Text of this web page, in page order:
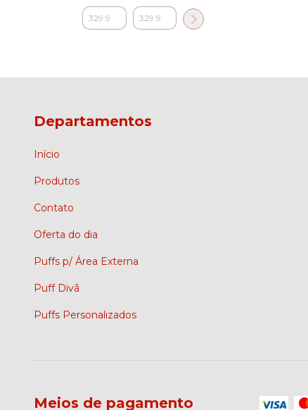
Departamentos
Início
Produtos
Contato
Oferta do dia
Puffs p/ Área Externa
Puff Divã
Puffs Personalizados
Meios de pagamento